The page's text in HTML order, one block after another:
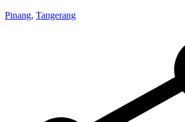
Pinang, Tangerang